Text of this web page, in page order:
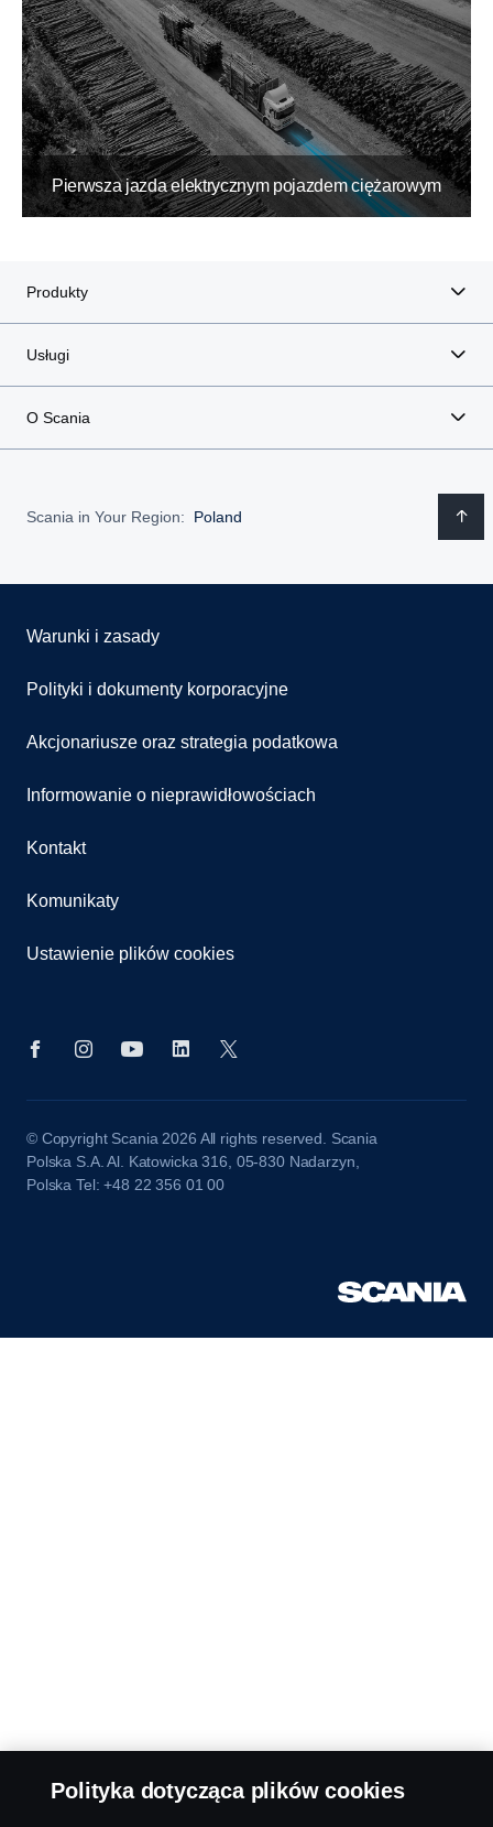
Pierwsza jazda elektrycznym pojazdem ciężarowym
Produkty
Usługi
O Scania
Scania in Your Region: Poland
Warunki i zasady
Polityki i dokumenty korporacyjne
Akcjonariusze oraz strategia podatkowa
Informowanie o nieprawidłowościach
Kontakt
Komunikaty
Ustawienie plików cookies
© Copyright Scania 2026 All rights reserved. Scania
Polska S.A. Al. Katowicka 316, 05-830 Nadarzyn,
Polska Tel: +48 22 356 01 00
Polityka dotycząca plików cookies